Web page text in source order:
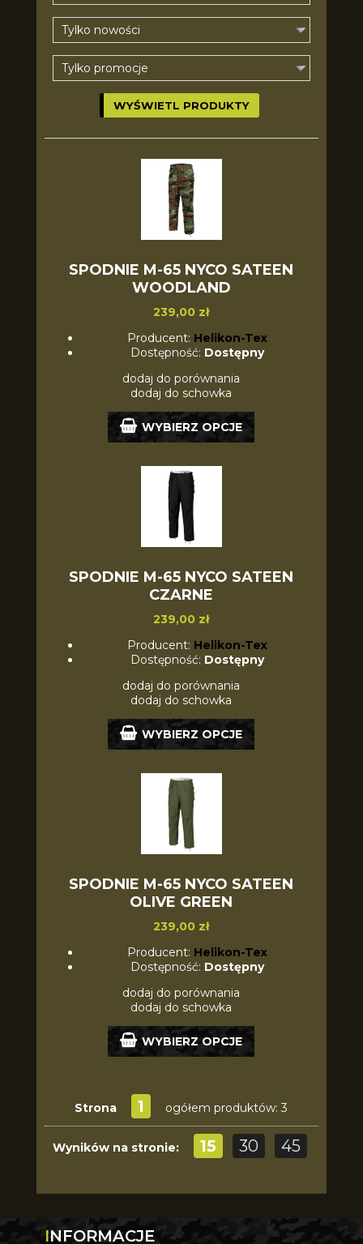
Tylko nowości
Tylko promocje
SPODNIE M-65 NYCO SATEEN
WOODLAND
239,00 zł
Producent: Helikon-Tex
Dostępność: Dostępny
dodaj do porównania
dodaj do schowka
WYBIERZ OPCJE
SPODNIE M-65 NYCO SATEEN
CZARNE
239,00 zł
Producent: Helikon-Tex
Dostępność: Dostępny
dodaj do porównania
dodaj do schowka
WYBIERZ OPCJE
SPODNIE M-65 NYCO SATEEN
OLIVE GREEN
239,00 zł
Producent: Helikon-Tex
Dostępność: Dostępny
dodaj do porównania
dodaj do schowka
WYBIERZ OPCJE
Strona 1 ogółem produktów: 3
Wyników na stronie: 15 30 45
INFORMACJE